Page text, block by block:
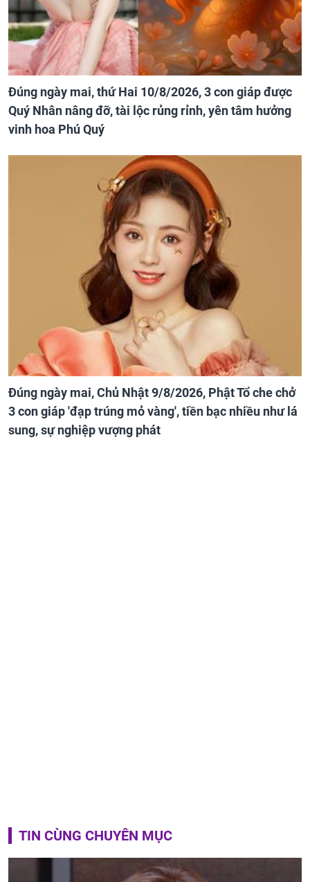
Đúng ngày mai, thứ Hai 10/8/2026, 3 con giáp được
Quý Nhân nâng đỡ, tài lộc rủng rỉnh, yên tâm hưởng
vinh hoa Phú Quý
Đúng ngày mai, Chủ Nhật 9/8/2026, Phật Tổ che chở
3 con giáp 'đạp trúng mỏ vàng', tiền bạc nhiều như lá
sung, sự nghiệp vượng phát
TIN CÙNG CHUYÊN MỤC